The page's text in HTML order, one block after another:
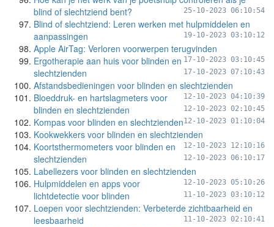
blind of slechtziend bent?
25-10-2023 06:10:54
Blind of slechtziend: Leren werken met hulpmiddelen en
aanpassingen
19-10-2023 03:10:12
Apple AirTag: Verloren voorwerpen terugvinden
17-10-2023 03:10:45
Ergotherapie aan huis voor blinden en
slechtzienden
17-10-2023 07:10:43
Afstandsbedieningen voor blinden en slechtzienden
12-10-2023 04:10:39
Bloeddruk- en hartslagmeters voor
blinden en slechtzienden
12-10-2023 02:10:45
Kompas voor blinden en slechtzienden12-10-2023 01:10:04
Kookwekkers voor blinden en slechtzienden
12-10-2023 12:10:16
Koortsthermometers voor blinden en
slechtzienden
12-10-2023 06:10:17
Labellezers voor blinden en slechtzienden
12-10-2023 05:10:26
Hulpmiddelen en apps voor
lichtdetectie voor blinden
11-10-2023 03:10:12
Loepen voor slechtzienden: Verbeterde zichtbaarheid en
leesbaarheid
11-10-2023 02:10:41